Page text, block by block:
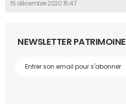
15 décembre 2020 15:47
NEWSLETTER PATRIMOINE